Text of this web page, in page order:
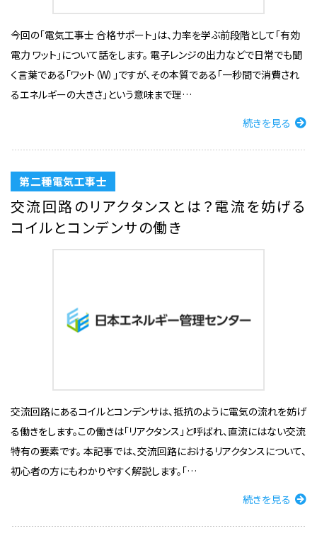
今回の「電気工事士 合格サポート」は、力率を学ぶ前段階として「有効
電力 ワット」について話をします。 電子レンジの出力などで日常でも聞
く言葉である「ワット（W）」ですが、その本質である「一秒間で消費され
るエネルギーの大きさ」という意味まで理…
続きを見る
第二種電気工事士
交流回路のリアクタンスとは？電流を妨げる
コイルとコンデンサの働き
交流回路にあるコイルとコンデンサは、抵抗のように電気の流れを妨げ
る働きをします。この働きは「リアクタンス」と呼ばれ、直流にはない交流
特有の要素です。 本記事では、交流回路におけるリアクタンスについて、
初心者の方にもわかりやすく解説します。「…
続きを見る